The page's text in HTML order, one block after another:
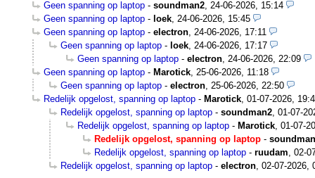
Geen spanning op laptop - soundman2, 24-06-2026, 15:14
Geen spanning op laptop - loek, 24-06-2026, 15:45
Geen spanning op laptop - electron, 24-06-2026, 17:11
Geen spanning op laptop - loek, 24-06-2026, 17:17
Geen spanning op laptop - electron, 24-06-2026, 22:09
Geen spanning op laptop - Marotick, 25-06-2026, 11:18
Geen spanning op laptop - electron, 25-06-2026, 22:50
Redelijk opgelost, spanning op laptop - Marotick, 01-07-2026,
Redelijk opgelost, spanning op laptop - soundman2, 01-07-
Redelijk opgelost, spanning op laptop - Marotick, 01-07-
Redelijk opgelost, spanning op laptop -
Redelijk opgelost, spanning op laptop - ruudam, 02-
Redelijk opgelost, spanning op laptop - electron, 02-07-2026,